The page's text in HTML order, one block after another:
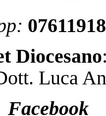
Diocesano
Luca